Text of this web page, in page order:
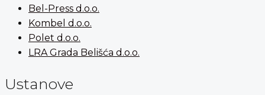
Bel-Press d.o.o.
Kombel d.o.o.
Polet d.o.o.
LRA Grada Belišća d.o.o.
Ustanove